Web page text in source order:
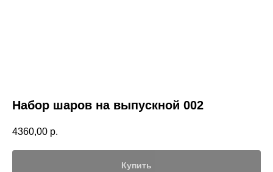
Набор шаров на выпускной 002
4360,00 р.
Купить